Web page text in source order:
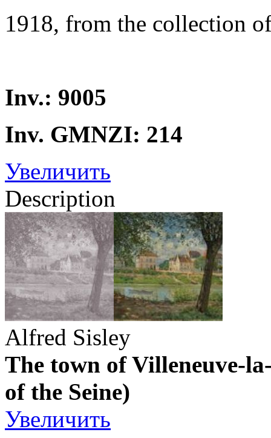
1918, from the collection
Inv.: 9005
Inv. GMNZI: 214
Увеличить
Description
Alfred Sisley
The town of Villeneuve-
of the Seine)
Увеличить